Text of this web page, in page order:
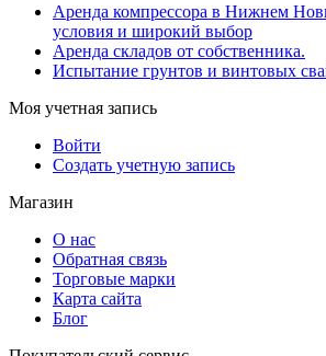
Аренда компрессора в Нижнем
условия и широкий выбор
Аренда складов от собственника.
Испытание грунтов и винтовых
Моя учетная запись
Войти
Создать учетную запись
Магазин
О нас
Обратная связь
Торговые марки
Карта сайта
Блог